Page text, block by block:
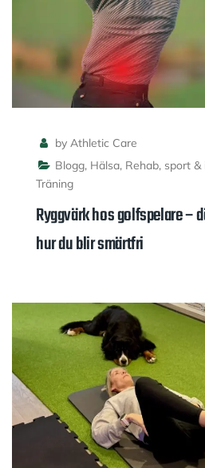
by Athletic Care
Blogg, Hälsa, Rehab, sport &
Träning
Ryggvärk hos golfspelare –
hur du blir smärtfri